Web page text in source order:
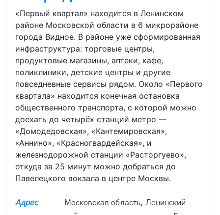
«Первый квартал» находится в Ленинском
районе Московской области в 6 микрорайоне
города Видное. В районе уже сформированная
инфраструктура: торговые центры,
продуктовые магазины, аптеки, кафе,
поликлиники, детские центры и другие
повседневные сервисы рядом. Около «Первого
квартала» находится конечная остановка
общественного транспорта, с которой можно
доехать до четырёх станций метро —
«Домодедовская», «Кантемировская»,
«Аннино», «Красногвардейская», и
железнодорожной станции «Расторгуево»,
откуда за 25 минут можно добраться до
Павелецкого вокзала в центре Москвы.
Адрес
Московская область, Ленинский